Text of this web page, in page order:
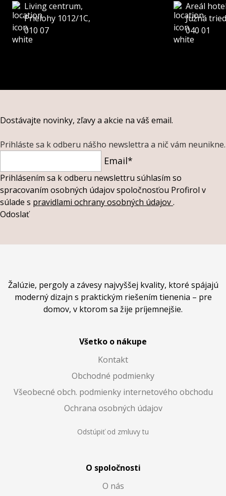
Living centrum,
Prielohy 1012/1C,
010 07
Areál
Južná
040 01
Dostávajte novinky, zľavy a akcie na váš email.
Prihláste sa k odberu nášho newslettra a nič vám neunikne.
Email*
Prihlásením sa k odberu newslettru súhlasím so
spracovaním osobných údajov spoločnosťou Profirol v
súlade s pravidlami ochrany osobných údajov.
Odoslať
Žalúzie, pergoly a závesy najvyššej kvality, ktoré spájajú
moderný dizajn s praktickým riešením tienenia – pre
domov, v ktorom sa žije príjemnejšie.
Všetko o nákupe
Kontakt
Obchodné podmienky
Všeobecné obch. podmienky internetového obchodu
Ochrana osobných údajov
Odstúpiť od zmluvy tu
O spoločnosti
O nás